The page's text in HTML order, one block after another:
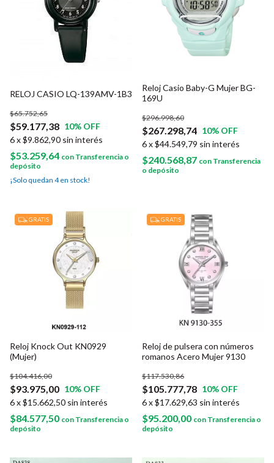
RELOJ CASIO LQ-139AMV-1B3
$59.177,38
$65.752,65
10% OFF
6x$9.862,90 sin interés
$53.259,64 con Transferencia o
depósito
¡Solo quedan 4en stock!
Reloj Casio Baby-G Mujer BG-
169U
$267.298,74
$296.998,60
10% OFF
6x$44.549,79 sin interés
$240.568,87 con Transferencia
o depósito
GRATIS
Reloj Knock Out KN0929
(Mujer)
$93.975,00
$104.416,00
10% OFF
6x$15.662,50 sin interés
$84.577,50 con Transferencia o
depósito
GRATIS
Reloj de pulsera con números
romanos Acero Mujer 9130
$105.777,78
$117.530,86
10% OFF
6x$17.629,63 sin interés
$95.200,00 con Transferencia o
depósito